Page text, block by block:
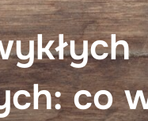
co